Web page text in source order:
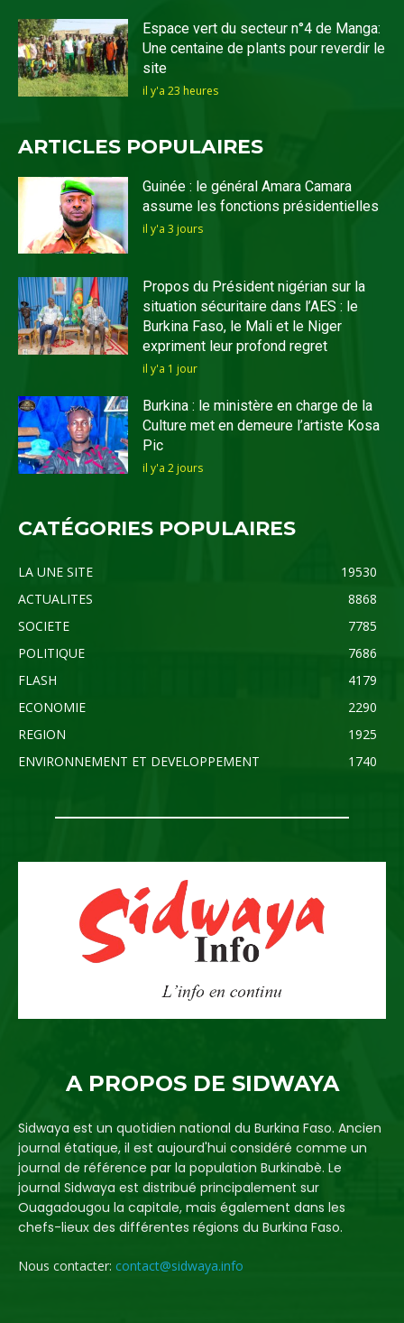
Espace vert du secteur n°4 de Manga:
Une centaine de plants pour reverdir le
site
il y'a 23 heures
ARTICLES POPULAIRES
Guinée : le général Amara Camara
assume les fonctions présidentielles
il y'a 3 jours
Propos du Président nigérian sur la
situation sécuritaire dans l’AES : le
Burkina Faso, le Mali et le Niger
expriment leur profond regret
il y'a 1 jour
Burkina : le ministère en charge de la
Culture met en demeure l’artiste Kosa
Pic
il y'a 2 jours
CATÉGORIES POPULAIRES
LA UNE SITE
19530
ACTUALITES
8868
SOCIETE
7785
POLITIQUE
7686
FLASH
4179
ECONOMIE
2290
REGION
1925
ENVIRONNEMENT ET DEVELOPPEMENT
1740
A PROPOS DE SIDWAYA
Sidwaya est un quotidien national du Burkina Faso. Ancien
journal étatique, il est aujourd'hui considéré comme un
journal de référence par la population Burkinabè. Le
journal Sidwaya est distribué principalement sur
Ouagadougou la capitale, mais également dans les
chefs-lieux des différentes régions du Burkina Faso.
Nous contacter: contact@sidwaya.info